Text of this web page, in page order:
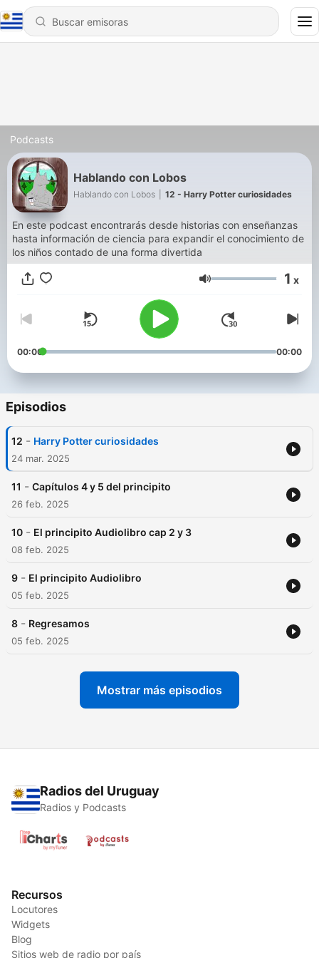
Podcasts
Hablando con Lobos
Hablando con Lobos 12 - Harry Potter curiosidades
En este podcast encontrarás desde historias con enseñanzas
hasta información de ciencia para expandir el conocimiento de
los niños contado de una forma divertida
Volumen 1 x
00:00 00:00
Episodios
12 - Harry Potter curiosidades
24 mar. 2025
11 - Capítulos 4 y 5 del principito
26 feb. 2025
10 - El principito Audiolibro cap 2 y 3
08 feb. 2025
9 - El principito Audiolibro
05 feb. 2025
8 - Regresamos
05 feb. 2025
Mostrar más episodios
Radios del Uruguay
Radios y Podcasts
Recursos
Locutores
Widgets
Blog
Sitios web de radio por país